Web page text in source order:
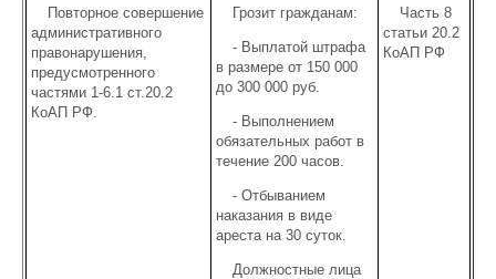
Повторное совершение
административного
правонарушения,
предусмотренного
частями 1-6.1 ст.20.2
КоАП РФ.
Грозит гражданам:
- Выплатой штрафа
в размере от 150 000
до 300 000 руб.
- Выполнением
обязательных работ в
течение 200 часов.
- Отбыванием
наказания в виде
ареста на 30 суток.
Должностные лица
Часть 8
статьи 20.2
КоАП РФ